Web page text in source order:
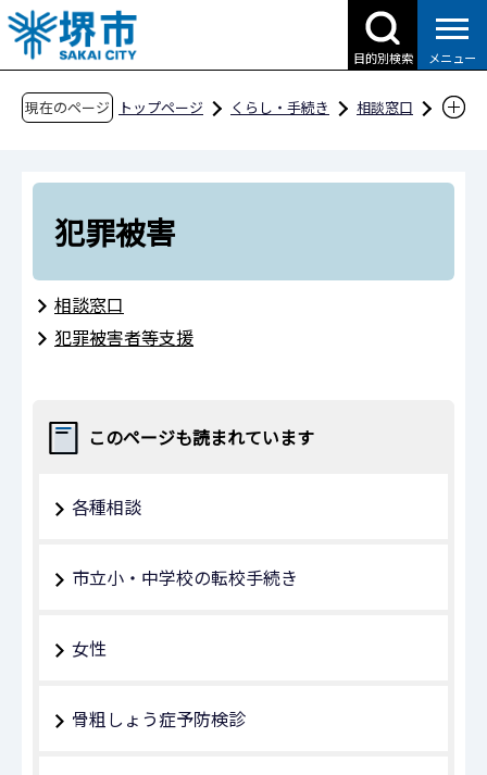
こ
の
ペ
目的別検索 メニュー
現在のページ トップページ くらし・手続き
相談窓口
犯罪被害
相談窓口
犯罪被害者等支援
このページも読まれています
各種相談
市立小・中学校の転校手続き
女性
骨粗しょう症予防検診